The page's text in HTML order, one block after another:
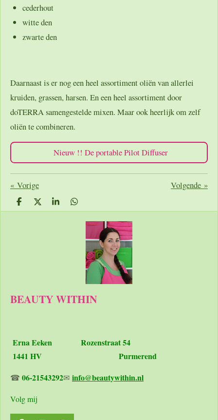
cederhout
witte den
zwarte den
Daarnaast is er nog een heel assortiment oliën van allerlei
kruiden, grassen, harsen. En een heel assortiment door
doTERRA samengestelde mixen. Maar ook heerlijk om zelf
oliën te combineren.
Nieuw !! De portable Pilot Diffuser
« Vorige Volgende »
D
e
D
e
S
h
D
e
BEAUTY WITHIN
Erna Eeken Rozenstraat 54
1441 HV Purmerend
☎ 06-21543292✉ info@beautywithin.nl
Volg mij